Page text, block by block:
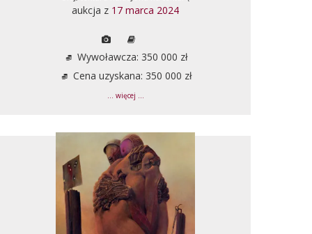
aukcja z 17 marca 2024
Wywoławcza: 350 000 zł
Cena uzyskana: 350 000 zł
... więcej ...